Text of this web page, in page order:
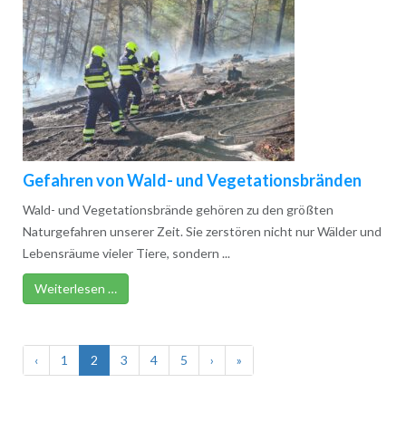
Gefahren von Wald- und Vegetationsbränden
Wald- und Vegetationsbrände gehören zu den größten
Naturgefahren unserer Zeit. Sie zerstören nicht nur Wälder und
Lebensräume vieler Tiere, sondern ...
Weiterlesen …
‹ 1 2 3 4 5 › »